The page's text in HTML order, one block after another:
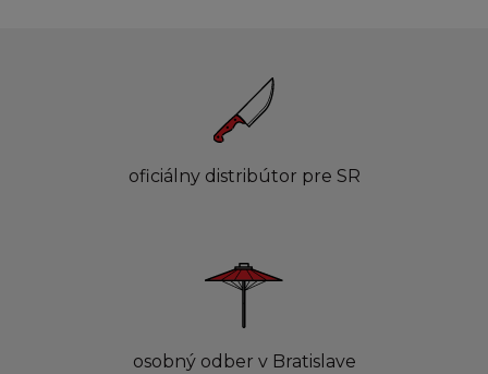
oficiálny distribútor pre SR
osobný odber v Bratislave